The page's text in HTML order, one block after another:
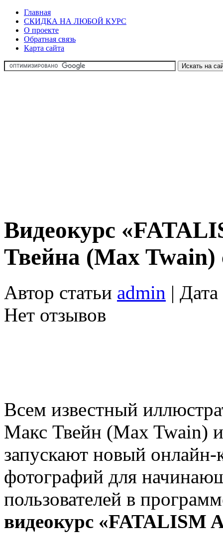
Главная
СКИДКА НА ЛЮБОЙ КУРС
О проекте
Обратная связь
Карта сайта
Видеокурс
Твейна (Max Twain)
Автор статьи admin |
Нет отзывов
Всем известный
Макс Твейн (Max Twain)
запускают новый
фотографий для
пользователей в
видеокурс «FATALISM